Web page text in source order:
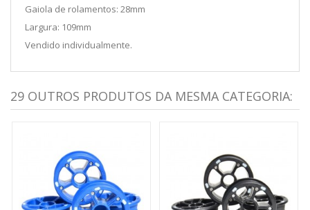
Gaiola de rolamentos: 28mm
Largura: 109mm
Vendido individualmente.
29 OUTROS PRODUTOS DA MESMA CATEGORIA: